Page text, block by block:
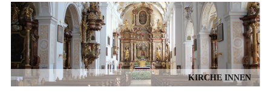
KIRCHE INNEN